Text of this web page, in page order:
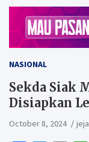
NASIONAL
Sekda Siak
Disiapkan
October 8, 2024